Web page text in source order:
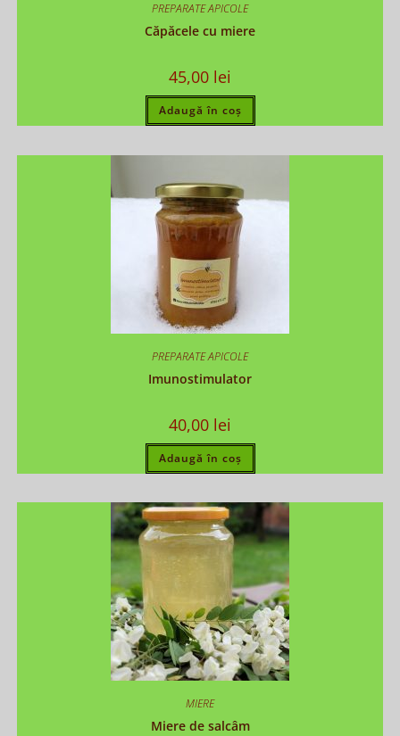
PREPARATE APICOLE
Căpăcele cu miere
45,00 lei
Adaugă în coș
PREPARATE APICOLE
Imunostimulator
40,00 lei
Adaugă în coș
MIERE
Miere de salcâm